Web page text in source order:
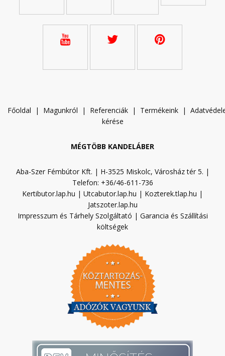
Főoldal | Magunkról | Referenciák | Termékeink | A
kérése
MÉGTÖBB KANDELÁBER
Aba-Szer Fémbútor Kft. | H-3525 Miskolc, Városház tér 5. |
Telefon: +36/46-611-736
Kertibutor.lap.hu | Utcabutor.lap.hu | Kozterek.tlap.hu |
Jatszoter.lap.hu
Impresszum és Tárhely Szolgáltató | Garancia és Szállítási
költségek